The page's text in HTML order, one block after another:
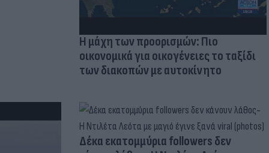
Η μάχη των προορισμών: Πιο
οικονομικά για οικογένειες το ταξίδι
των διακοπών με αυτοκίνητο
Δέκα εκατομμύρια followers δεν